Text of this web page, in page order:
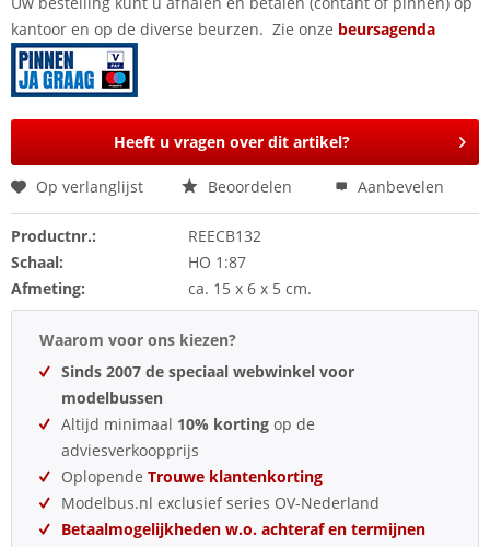
kantoor en op de diverse beurzen. Zie onze beursagenda
Heeft u vragen over dit artikel?
Op verlanglijst Beoordelen Aanbevelen
Productnr.:
REECB132
Schaal:
HO 1:87
Afmeting:
ca. 15 x 6 x 5 cm.
Waarom voor ons kiezen?
Sinds 2007 de speciaal webwinkel voor
modelbussen
Altijd minimaal 10% korting op de
adviesverkoopprijs
Oplopende Trouwe klantenkorting
Modelbus.nl exclusief series OV-Nederland
Betaalmogelijkheden w.o. achteraf en termijnen